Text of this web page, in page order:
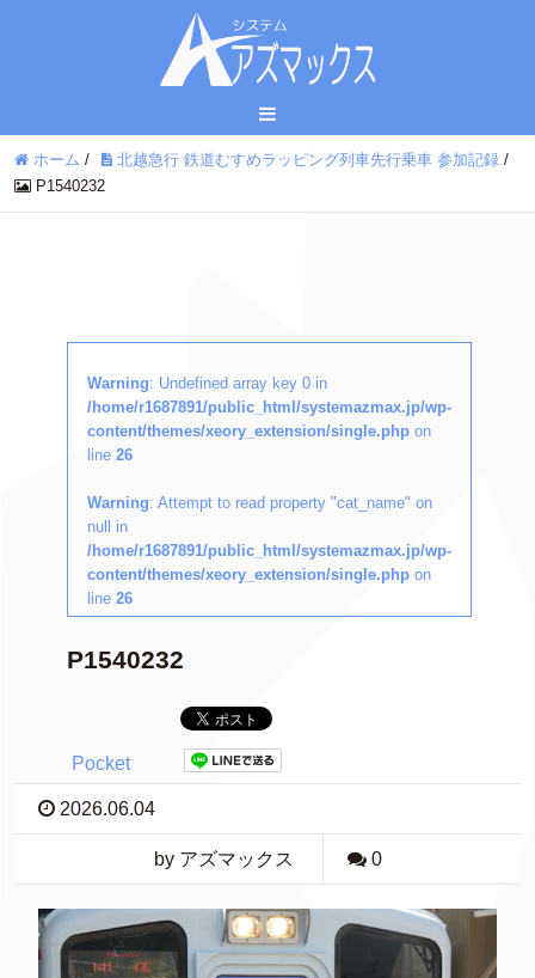
ホーム / 北越急行 鉄道むすめラッピング列車先行乗車 参加記録 /
P1540232
Warning: Undefined array key 0 in
/home/r1687891/public_html/systemazmax.jp/wp-
content/themes/xeory_extension/single.php on
line 26
Warning: Attempt to read property "cat_name" on
null in
/home/r1687891/public_html/systemazmax.jp/wp-
content/themes/xeory_extension/single.php on
line 26
P1540232
Pocket
2026.06.04
by アズマックス 0